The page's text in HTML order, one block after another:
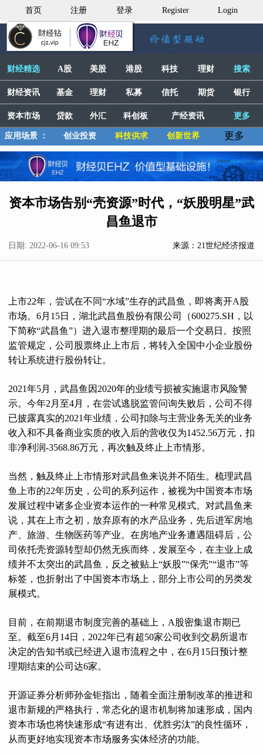
首页 注册 登录 Register Login
财经精选 A股 美股 港股 科技 理财 搜索
财经资讯 基金 理财 私募 信托 期货 银行
资本市场 贷款 外汇 科创板 产经资讯 更多
应用场景 ： 创业投资 科技供求 创新世界 更多
资本市场告别“壳资源”时代，“妖股明星”武
昌鱼退市
日期: 2022-06-16 09:53 来源：21世纪经济报道
上市22年，尝试在不同“水域”生存的武昌鱼，即将离开A股
市场。6月15日，湖北武昌鱼股份有限公司（600275.SH，以
下简称“武昌鱼”）进入退市整理期的最后一个交易日。按照
监管规定，公司股票终止上市后，将转入全国中小企业股份
转让系统进行股份转让。
2021年5月，武昌鱼因2020年的业绩亏损被实施退市风险警
示。今年2月至4月，在尝试逃脱监管问询失败后，公司不得
已披露真实的2021年业绩，公司扣除与主营业务无关的业务
收入和不具备商业实质的收入后的营收仅为1452.56万元，扣
非净利润-3568.86万元，再次触及终止上市情形。
当然，触及终止上市情形对武昌鱼来说并不陌生。梳理武昌
鱼上市的22年历史，公司的系列运作，被视为中国资本市场
发展过程中诸多企业资本运作的一种常见模式。对武昌鱼来
说，其在上市之初，放弃原有的水产品业务，先后进军房地
产、旅游、生物医药等产业。在房地产业务遭遇阻碍后，公
司依托壳资源转型却仍然无疾而终，发展至今，在主业上成
绩并不太突出的武昌鱼，反之被贴上“妖股”“保壳”“退市”等
标签，也折射出了中国资本市场上，部分上市公司的另类发
展模式。
目前，在前期退市制度完善的基础上，A股密集退市期已
至。截至6月14日，2022年已有超50家公司收到交易所退市
决定的告知书或已经进入退市流程之中，在6月15日预计整
理期结束的公司达6家。
开源证券分析师孙金钜指出，随着全面注册制改革的推进和
退市新规的严格执行，常态化的退市机制将加速形成，国内
资本市场也将快速形成“有进有出、优胜劣汰”的良性循环，
从而更好地实现资本市场服务实体经济的功能。